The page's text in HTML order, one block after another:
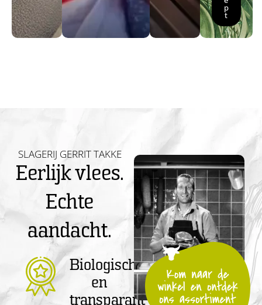
p
t
SLAGERIJ GERRIT TAKKE
Eerlijk vlees.
Echte
aandacht.
Biologisch
en
transparant